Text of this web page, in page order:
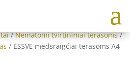
/Nematomi tvirtinimai terasoms/
/ ESSVE medsraigčiai terasoms A4